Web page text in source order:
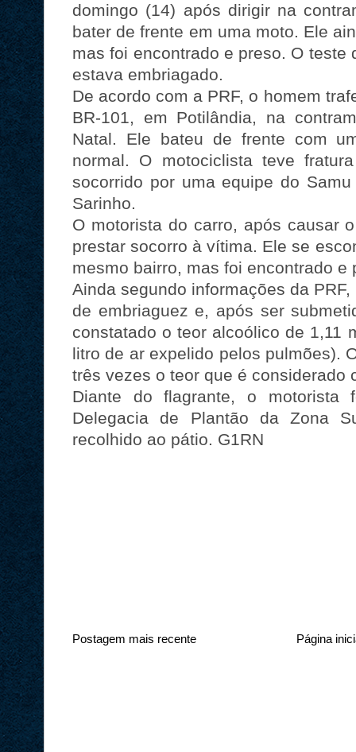
domingo (14) após dirigir na
bater de frente em uma moto. Ele
mas foi encontrado e preso. O teste
estava embriagado.
De acordo com a PRF, o homem
BR-101, em Potilândia, na
Natal. Ele bateu de frente com
normal. O motociclista teve
socorrido por uma equipe do
Sarinho.
O motorista do carro, após causar
prestar socorro à vítima. Ele se
mesmo bairro, mas foi encontrado e
Ainda segundo informações da
de embriaguez e, após ser
constatado o teor alcoólico de 1,11
litro de ar expelido pelos pulmões).
três vezes o teor que é considerado
Diante do flagrante, o motorista
Delegacia de Plantão da Zona
recolhido ao pátio. G1RN
Postagem mais recente Página